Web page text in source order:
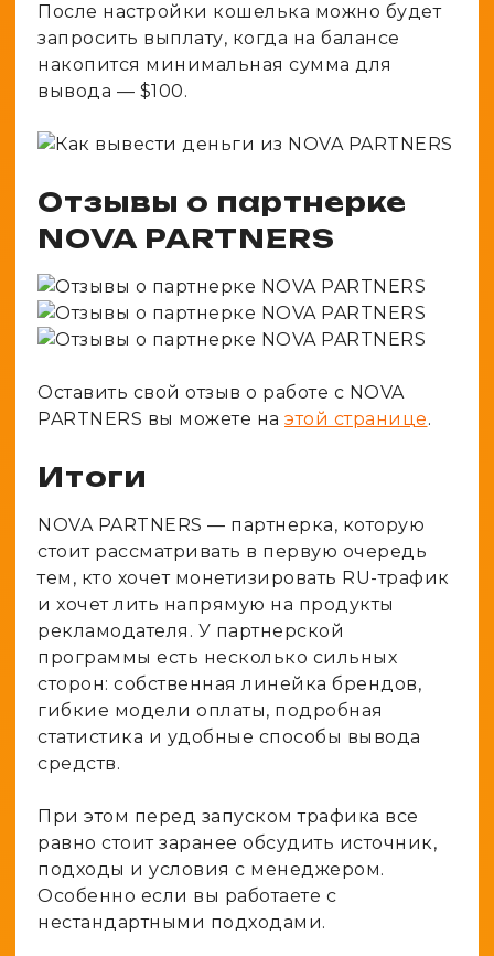
После настройки кошелька можно будет
запросить выплату, когда на балансе
накопится минимальная сумма для
вывода — $100.
Отзывы о партнерке
NOVA PARTNERS
Оставить свой отзыв о работе с NOVA
PARTNERS вы можете на этой странице.
Итоги
NOVA PARTNERS — партнерка, которую
стоит рассматривать в первую очередь
тем, кто хочет монетизировать RU-трафик
и хочет лить напрямую на продукты
рекламодателя. У партнерской
программы есть несколько сильных
сторон: собственная линейка брендов,
гибкие модели оплаты, подробная
статистика и удобные способы вывода
средств.
При этом перед запуском трафика все
равно стоит заранее обсудить источник,
подходы и условия с менеджером.
Особенно если вы работаете с
нестандартными подходами.